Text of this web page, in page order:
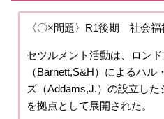
〈〇×問題〉R1後期 社会福
セツルメント活動は、ロン
（Barnett,S&H）によるハ
ズ（Addams,J.）の設立し
を拠点として展開された。